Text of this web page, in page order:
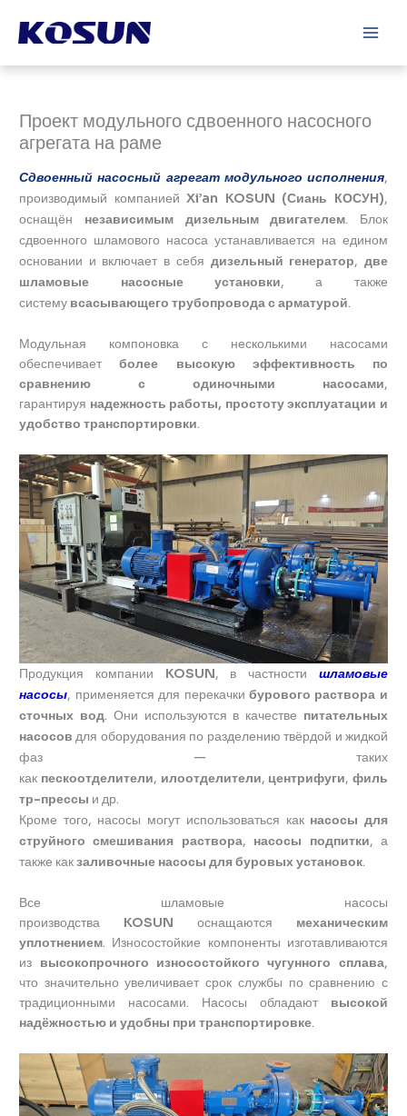
содержимому
Проект модульного сдвоенного насосного
агрегата на раме
Сдвоенный насосный агрегат модульного исполнения,
производимый компаниейXi’an KOSUN (Сиань КОСУН),
оснащён независимым дизельным двигателем. Блок
сдвоенного шламового насоса устанавливается на едином
основании и включает в себя дизельный генератор, две
шламовые насосные установки, а также
систему всасывающего трубопровода с арматурой.
Модульная компоновка с несколькими насосами
обеспечиваетболее высокую эффективность по
сравнению с одиночными насосами,
гарантируя надежность работы, простоту эксплуатации и
удобство транспортировки.
Продукция компании KOSUN, в частности шламовые
насосы, применяется для перекачки бурового раствора и
сточных вод. Они используются в качестве питательных
насосов для оборудования по разделению твёрдой и жидкой
фаз — таких
как пескоотделители, илоотделители, центрифуги, филь
тр-прессы и др.
Кроме того, насосы могут использоваться как насосы для
струйного смешивания раствора, насосы подпитки, а
также какзаливочные насосы для буровых установок.
Все шламовые насосы
производства KOSUN оснащаются механическим
уплотнением. Износостойкие компоненты изготавливаются
из высокопрочного износостойкого чугунного сплава,
что значительно увеличивает срок службы по сравнению с
традиционными насосами. Насосы обладают высокой
надёжностью и удобны при транспортировке.